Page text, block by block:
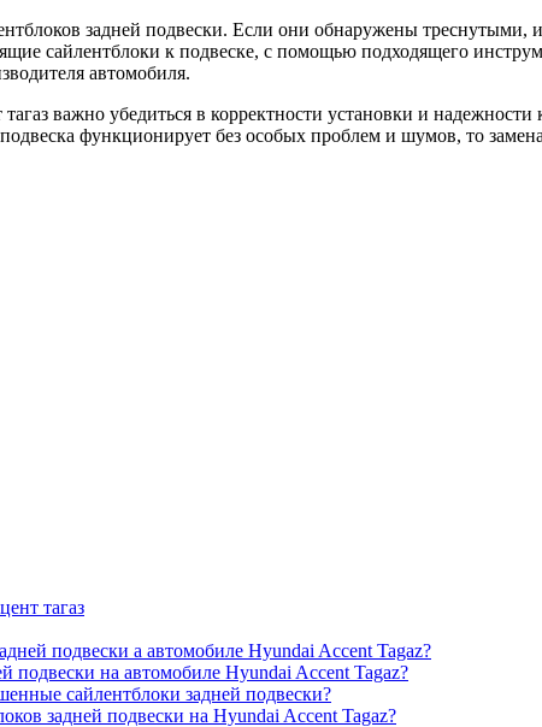
задней подвески. Если они обнаружены
сайлентблоки к подвеске, с помощью подходящего
автомобиля.
важно убедиться в корректности установки и
функционирует без особых проблем и шумов, то
тагаз
подвески а автомобиле Hyundai Accent Tagaz?
подвески на автомобиле Hyundai Accent Tagaz?
сайлентблоки задней подвески?
задней подвески на Hyundai Accent Tagaz?